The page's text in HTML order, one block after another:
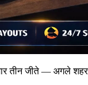
तीन जीते — अगले